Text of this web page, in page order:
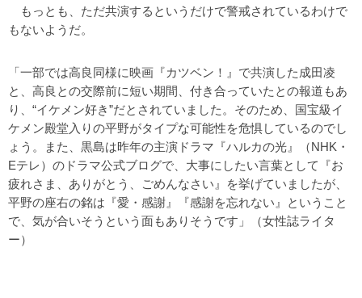
もっとも、ただ共演するというだけで警戒されているわけで
もないようだ。
「一部では高良同様に映画『カツベン！』で共演した成田凌
と、高良との交際前に短い期間、付き合っていたとの報道もあ
り、“イケメン好き”だとされていました。そのため、国宝級イ
ケメン殿堂入りの平野がタイプな可能性を危惧しているのでし
ょう。また、黒島は昨年の主演ドラマ『ハルカの光』（NHK・
Eテレ）のドラマ公式ブログで、大事にしたい言葉として『お
疲れさま、ありがとう、ごめんなさい』を挙げていましたが、
平野の座右の銘は『愛・感謝』『感謝を忘れない』ということ
で、気が合いそうという面もありそうです」（女性誌ライタ
ー）